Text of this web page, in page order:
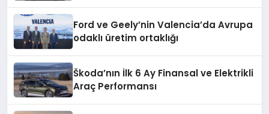
Ford ve Geely’nin Valencia’da Avrupa
odaklı üretim ortaklığı
Škoda’nın İlk 6 Ay Finansal ve Elektrikli
Araç Performansı